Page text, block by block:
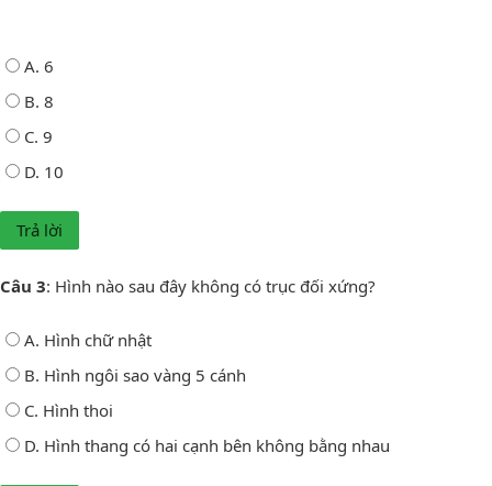
A. 6
B. 8
C. 9
D. 10
Câu 3: Hình nào sau đây không có trục đối xứng?
A. Hình chữ nhật
B. Hình ngôi sao vàng 5 cánh
C. Hình thoi
D. Hình thang có hai cạnh bên không bằng nhau